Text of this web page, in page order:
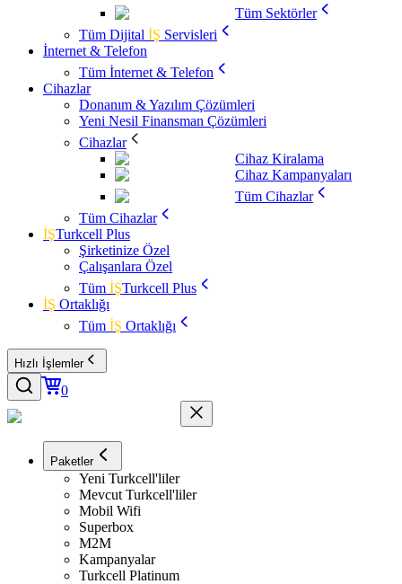
Tüm Sektörler
Tüm Dijital İŞ Servisleri
İnternet & Telefon
Tüm İnternet & Telefon
Cihazlar
Donanım & Yazılım Çözümleri
Yeni Nesil Finansman Çözümleri
Cihazlar
Cihaz Kiralama
Cihaz Kampanyaları
Tüm Cihazlar
Tüm Cihazlar
İŞTurkcell Plus
Şirketinize Özel
Çalışanlara Özel
Tüm İŞTurkcell Plus
İŞ Ortaklığı
Tüm İŞ Ortaklığı
Hızlı İşlemler
0
Paketler
Yeni Turkcell'liler
Mevcut Turkcell'liler
Mobil Wifi
Superbox
M2M
Kampanyalar
Turkcell Platinum